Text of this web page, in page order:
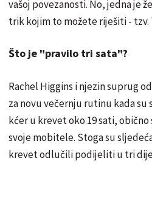
vašoj povezanosti. No, jedna je
trik kojim to možete riješiti -
Što je "pravilo tri sata"?
Rachel Higgins i njezin suprug
za novu večernju rutinu kada su
kćer u krevet oko 19 sati,
svoje mobitele. Stoga su
krevet odlučili podijeliti u tri